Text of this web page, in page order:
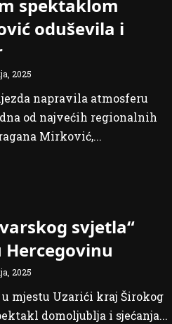
spektaklom
oduševila i
2025
napravila atmosferu
od najvećih regionalnih
Mirković,...
svjetla“
Hercegovinu
2025
u mjestu Uzarići kraj Širokog
domoljublja i sjećanja...